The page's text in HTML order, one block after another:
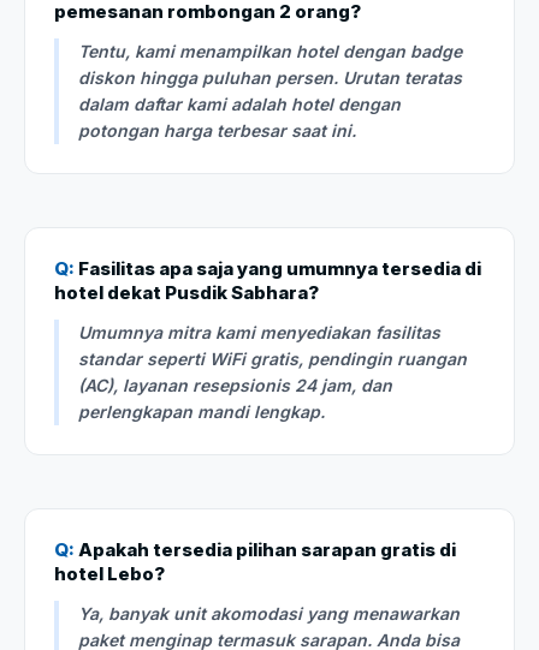
pemesanan rombongan 2 orang?
Tentu, kami menampilkan hotel dengan badge
diskon hingga puluhan persen. Urutan teratas
dalam daftar kami adalah hotel dengan
potongan harga terbesar saat ini.
Q: Fasilitas apa saja yang umumnya tersedia di
hotel dekat Pusdik Sabhara?
Umumnya mitra kami menyediakan fasilitas
standar seperti WiFi gratis, pendingin ruangan
(AC), layanan resepsionis 24 jam, dan
perlengkapan mandi lengkap.
Q: Apakah tersedia pilihan sarapan gratis di
hotel Lebo?
Ya, banyak unit akomodasi yang menawarkan
paket menginap termasuk sarapan. Anda bisa